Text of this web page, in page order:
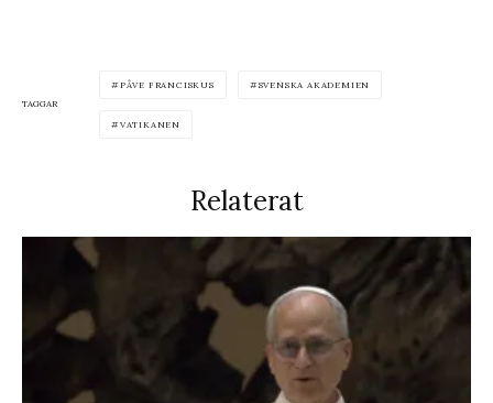
TAGGAR
PÅVE FRANCISKUS SVENSKA AKADEMIEN
VATIKANEN
Relaterat